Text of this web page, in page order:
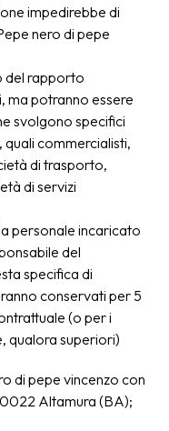
impedirebbe di
nero di pepe
del rapporto
ma potranno essere
svolgono specifici
commercialisti,
di trasporto,
di servizi
personale incaricato
del
specifica di
conservati per 5
(o per i
qualora superiori)
di pepe vincenzo con
Altamura (BA);